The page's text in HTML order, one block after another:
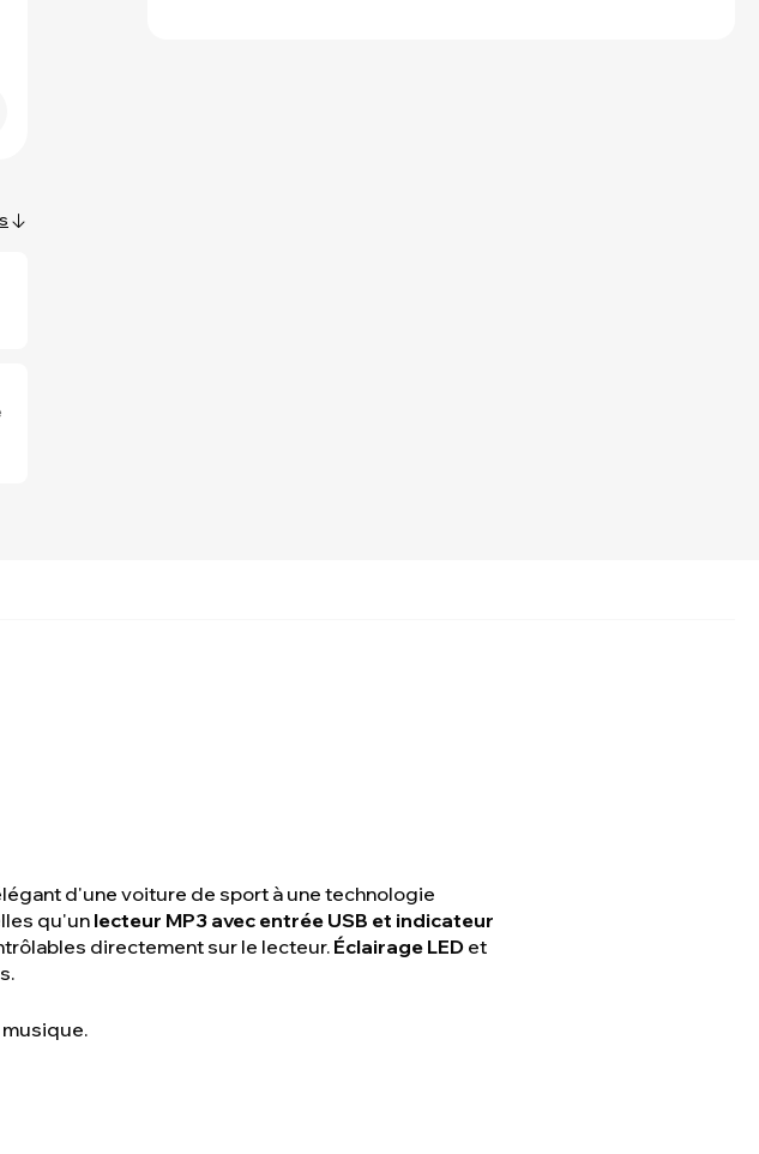
d'une voiture de sport à une technologie
qu'un lecteur MP3 avec entrée USB et indicateur
directement sur le lecteur. Éclairage LED et